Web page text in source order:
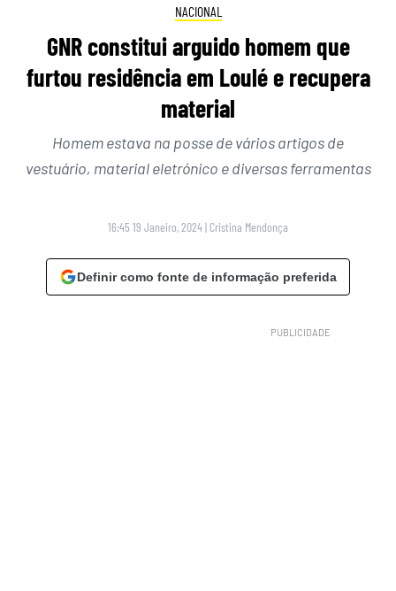
NACIONAL
GNR constitui arguido homem que
furtou residência em Loulé e recupera
material
Homem estava na posse de vários artigos de
vestuário, material eletrónico e diversas ferramentas
16:45 19 Janeiro, 2024| Cristina Mendonça
Definir como fonte de informação preferida